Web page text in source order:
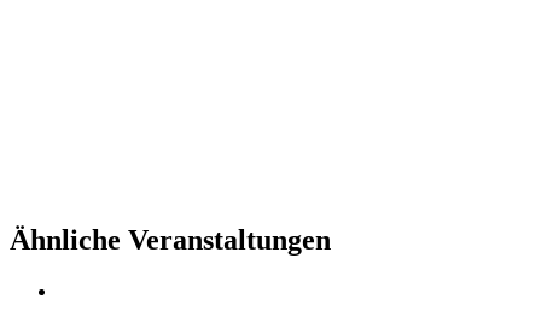
Ähnliche Veranstaltungen